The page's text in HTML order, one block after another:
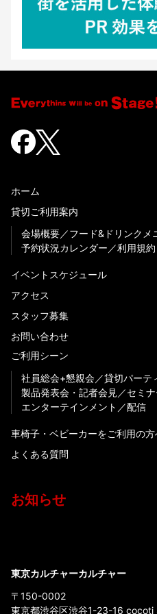
ホーム
貸切ご利用案内
会場概要
フード&ドリンクメ
予約状況カレンダー
利用規
イベントスケジュール
アクセス
スタッフ募集
お問い合わせ
ご利用シーン
社員総会+懇親会
貸切パーテ
製品発表会・記者会見
セミ
エンターテインメント
配信
車椅子・ベビーカーをご利用の方
よくある質問
お知らせ
東京カルチャーカルチャー
〒150-0002
東京都渋谷区渋谷1-23-16 cocoti